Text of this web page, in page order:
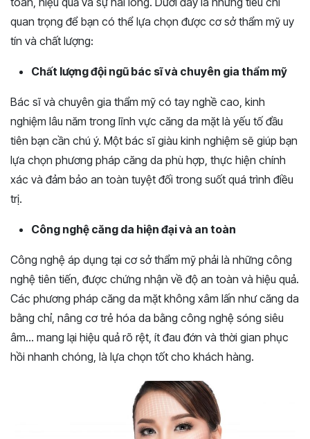
quan trọng để bạn có thể lựa chọn được cơ sở thẩm mỹ uy
tín và chất lượng:
Chất lượng đội ngũ bác sĩ và chuyên gia thẩm mỹ
Bác sĩ và chuyên gia thẩm mỹ có tay nghề cao, kinh
nghiệm lâu năm trong lĩnh vực căng da mặt là yếu tố đầu
tiên bạn cần chú ý. Một bác sĩ giàu kinh nghiệm sẽ giúp bạn
lựa chọn phương pháp căng da phù hợp, thực hiện chính
xác và đảm bảo an toàn tuyệt đối trong suốt quá trình điều
trị.
Công nghệ căng da hiện đại và an toàn
Công nghệ áp dụng tại cơ sở thẩm mỹ phải là những công
nghệ tiên tiến, được chứng nhận về độ an toàn và hiệu quả.
Các phương pháp căng da mặt không xâm lấn như căng da
bằng chỉ, nâng cơ trẻ hóa da bằng công nghệ sóng siêu
âm… mang lại hiệu quả rõ rệt, ít đau đớn và thời gian phục
hồi nhanh chóng, là lựa chọn tốt cho khách hàng.